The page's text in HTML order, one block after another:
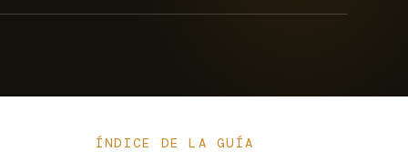
ÍNDICE DE LA GUÍA